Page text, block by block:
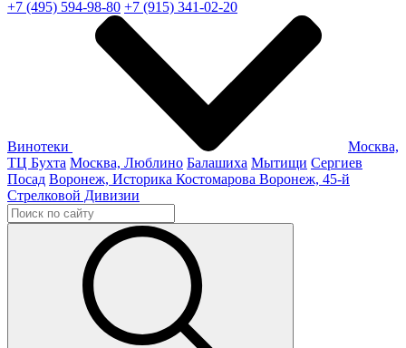
+7 (495) 594-98-80 +7 (915) 341-02-20
Винотеки
Москва,
ТЦ Бухта Москва, Люблино Балашиха Мытищи Сергиев
Посад Воронеж, Историка Костомарова Воронеж, 45-й
Стрелковой Дивизии